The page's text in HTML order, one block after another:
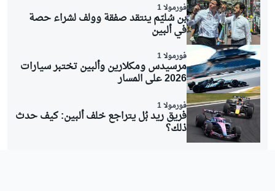
فورمولا 1
بن سُليّم ينتقد صفقة وولف لشراء حصة
في ألبين
فورمولا 1
مرسيدس ومكلارين وألبين تختبر سيارات
2026 على المسار
فورمولا 1
فريق ريد بُل يتراجع خلف ألبين: كيف حدث
ذلك؟